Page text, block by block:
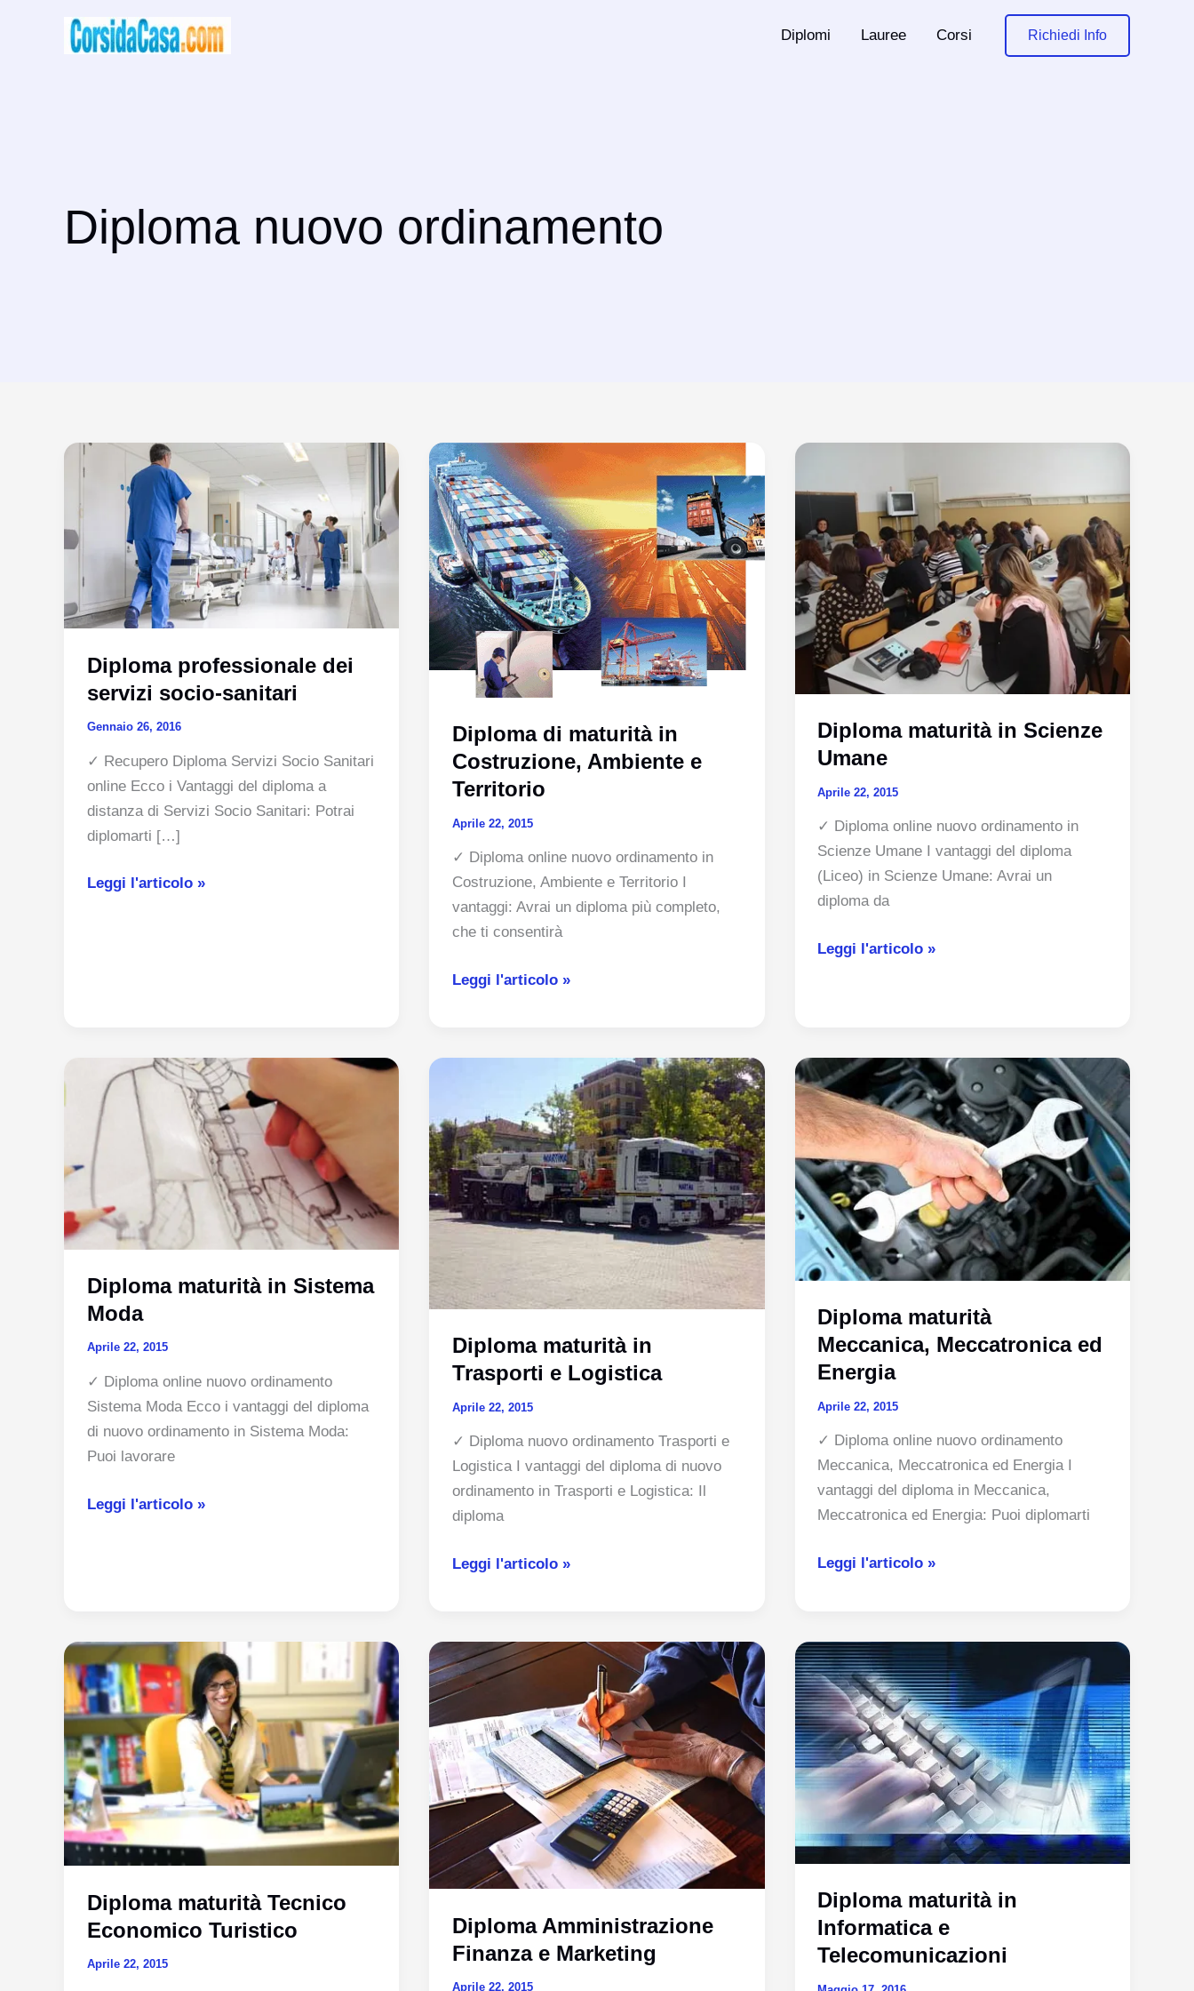
Diplomi Lauree Corsi Richiedi Info
Diploma nuovo ordinamento
Diploma professionale dei
servizi socio-sanitari
Gennaio 26, 2016
✓ Recupero Diploma Servizi Socio Sanitari
online Ecco i Vantaggi del diploma a
distanza di Servizi Socio Sanitari: Potrai
diplomarti […]
Diploma
Leggi l'articolo »
Diploma di maturità in
Costruzione, Ambiente e
Territorio
Aprile 22, 2015
✓ Diploma online nuovo ordinamento in
Costruzione, Ambiente e Territorio I
vantaggi: Avrai un diploma più completo,
che ti consentirà
Diploma
e
Territorio
Leggi l'articolo »
Diploma maturità in Scienze
Umane
Aprile 22, 2015
✓ Diploma online nuovo ordinamento in
Scienze Umane I vantaggi del diploma
(Liceo) in Scienze Umane: Avrai un
diploma da
Diploma
Leggi l'articolo »
Diploma maturità in Sistema
Moda
Aprile 22, 2015
✓ Diploma online nuovo ordinamento
Sistema Moda Ecco i vantaggi del diploma
di nuovo ordinamento in Sistema Moda:
Puoi lavorare
Diploma
Leggi l'articolo »
Diploma maturità in
Trasporti e Logistica
Aprile 22, 2015
✓ Diploma nuovo ordinamento Trasporti e
Logistica I vantaggi del diploma di nuovo
ordinamento in Trasporti e Logistica: Il
diploma
Diploma
Trasporti
e
Logistica
Leggi l'articolo »
Diploma maturità
Meccanica, Meccatronica ed
Energia
Aprile 22, 2015
✓ Diploma online nuovo ordinamento
Meccanica, Meccatronica ed Energia I
vantaggi del diploma in Meccanica,
Meccatronica ed Energia: Puoi diplomarti
Diploma
ed
Energia
Leggi l'articolo »
Diploma maturità Tecnico
Economico Turistico
Aprile 22, 2015
Diploma Amministrazione
Finanza e Marketing
Aprile 22, 2015
Diploma maturità in
Informatica e
Telecomunicazioni